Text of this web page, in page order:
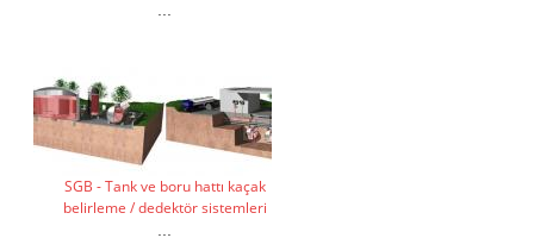
SGB - Tank ve boru hattı kaçak
belirleme / dedektör sistemleri